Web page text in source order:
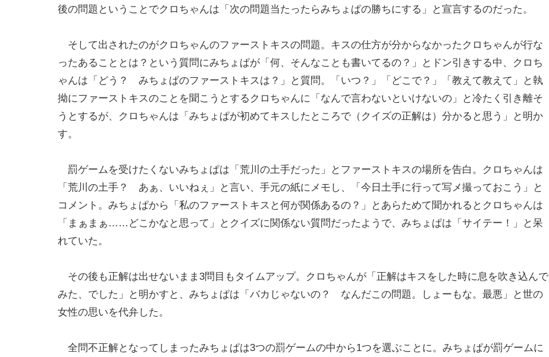
後の問題ということでクロちゃんは「次の問題当たったらみちょぱの勝ちにする」と宣言するのだった。
そして出されたのがクロちゃんのファーストキスの問題。キスの仕方が分からなかったクロちゃんが行な
ったあることとは？という質問にみちょぱが「何、そんなことも書いてるの？」とドン引きする中、クロち
ゃんは「どう？ みちょぱのファーストキスは？」と質問。「いつ？」「どこで？」「教えて教えて」と執
拗にファーストキスのことを聞こうとするクロちゃんに「なんで言わないといけないの」と冷たく引き離そ
うとするが、クロちゃんは「みちょぱが初めてキスしたところで（クイズの正解は）分かると思う」と明か
す。
罰ゲームを受けたくないみちょぱは「荒川の土手だった」とファーストキスの場所を告白。クロちゃんは
「荒川の土手？ あぁ、いいねぇ」と言い、手元の紙にメモし、「今日土手に行って写メ撮っておこう」と
コメント。みちょぱから「私のファーストキスと何が関係あるの？」とあらためて聞かれるとクロちゃんは
「まぁまぁ……どこかなと思って」とクイズに関係ない質問だったようで、みちょぱは「サイテー！」と呆
れていた。
その後も正解は出せないまま3問目もタイムアップ。クロちゃんが「正解はキスをした時に息を吹き込んで
みた、でした」と明かすと、みちょぱは「バカじゃないの？ なんだこの問題。しょーもな。最悪」と世の
女性の思いを代弁した。
全問不正解となってしまったみちょぱは3つの罰ゲームの中から1つを選ぶことに。みちょぱが罰ゲームに